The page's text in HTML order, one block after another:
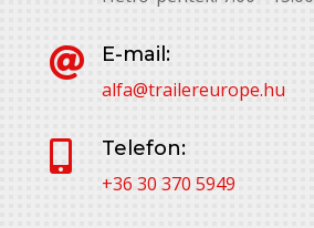

E-mail:
alfa@trailereurope.hu

Telefon:
+36 30 370 5949